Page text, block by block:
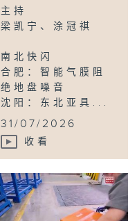
主持
梁凯宁、涂冠祺
南北快闪
合肥：智能气膜阻
绝地盘噪音
沈阳：东北亚具...
31/07/2026
收看